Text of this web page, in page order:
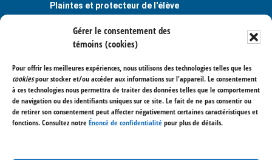
Gérer le consentement des
témoins (cookies)
Pour offrir les meilleures expériences, nous utilisons des technologies telles que les
cookiespour stocker et/ou accéder aux informations sur l'appareil. Le consentement
à ces technologies nous permettra de traiter des données telles que le comportement
de navigation ou des identifiants uniques sur ce site. Le fait de ne pas consentir ou
de retirer son consentement peut affecter négativement certaines caractéristiques et
fonctions. Consultez notreÉnoncé de confidentialitépour plus de détails.
Plaintes et protecteur de l'élève
Règlements et politiques
Centre de services scolaire des
Trois-Lacs
400, avenue Saint-Charles
Vaudreuil-Dorion (Québec) J7V 6B1